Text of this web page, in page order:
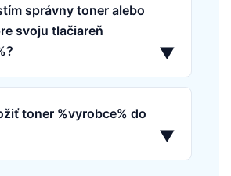
správny toner alebo
svoju tlačiareň
▼
toner %vyrobce% do
▼